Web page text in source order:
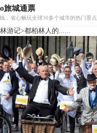
旅城通票
，省心畅玩全球30多个城市的热门景点
游记>都柏林人的......